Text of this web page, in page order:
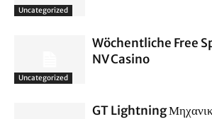
Uncategorized
Uncategorized
Wöchentliche Free
NV Casino
GT Lightning